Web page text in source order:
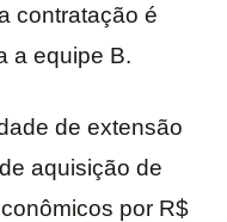
contratação é
a equipe B.
de extensão
aquisição de
por R$